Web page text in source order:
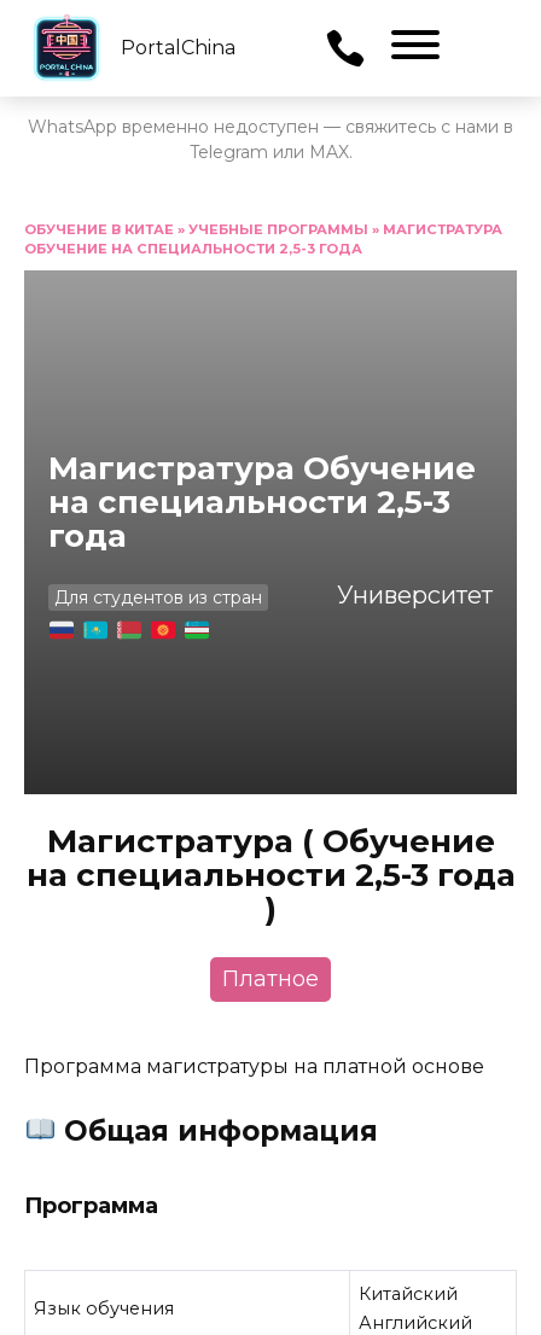
PortalChina
WhatsApp временно недоступен — свяжитесь с нами в
Telegram или MAX.
содержанию
ОБУЧЕНИЕ В КИТАЕ » УЧЕБНЫЕ ПРОГРАММЫ » МАГИСТРАТУРА
ОБУЧЕНИЕ НА СПЕЦИАЛЬНОСТИ 2,5-3 ГОДА
Магистратура Обучение
на специальности 2,5-3
года
Для студентов из стран Университет
Магистратура ( Обучение
на специальности 2,5-3 года
)
Платное
Программа магистратуры на платной основе
Общая информация
Программа
Язык обучения
Китайский
Английский